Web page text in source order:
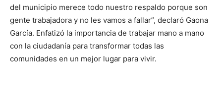
del municipio merece todo nuestro respaldo porque son
gente trabajadora y no les vamos a fallar”, declaró Gaona
García. Enfatizó la importancia de trabajar mano a mano
con la ciudadanía para transformar todas las
comunidades en un mejor lugar para vivir.